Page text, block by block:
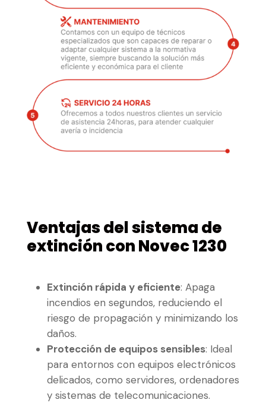
Ventajas del sistema de
extinción con Novec 1230
Extinción rápida y eficiente: Apaga
incendios en segundos, reduciendo el
riesgo de propagación y minimizando los
daños.
Protección de equipos sensibles: Ideal
para entornos con equipos electrónicos
delicados, como servidores, ordenadores
y sistemas de telecomunicaciones.